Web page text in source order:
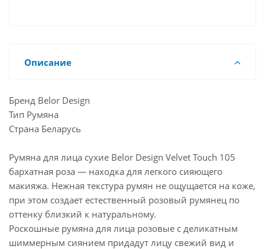
Описание
Бренд Belor Design
Тип Румяна
Страна Беларусь
Румяна для лица сухие Belor Design Velvet Touch 105
бархатная роза — находка для легкого сияющего
макияжа. Нежная текстура румян не ощущается на коже,
при этом создает естественный розовый румянец по
оттенку близкий к натуральному.
Роскошные румяна для лица розовые с деликатным
шиммерным сиянием придадут лицу свежий вид и